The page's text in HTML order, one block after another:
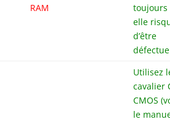
RAM
toujours
elle
d’être
Utilisez
cavalier
CMOS
le